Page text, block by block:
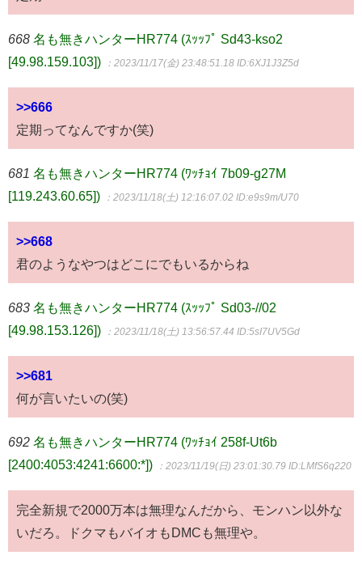
668 名も無きハンターHR774 (ｽｯｯﾌﾟ Sd43-kso2
[49.98.159.103])
：2023/11/17(金) 23:48:51.18 ID:6XJ1J3Z5d
>>666
定期ってなんですか(笑)
681 名も無きハンターHR774 (ﾜｯﾁｮｲ 7b09-g27M
[119.243.60.65])
：2023/11/18(土) 12:16:07.02 ID:e9s9m/U70
>>668
君のようなやつはどこにでもいるからね
683 名も無きハンターHR774 (ｽｯｯﾌﾟ Sd03-//02
[49.98.153.126])
：2023/11/18(土) 13:56:57.44 ID:5sI7UV5Gd
>>681
何が言いたいの(笑)
692 名も無きハンターHR774 (ﾜｯﾁｮｲ 258f-Ut6b
[2400:4053:4241:6600:*])
：2023/11/19(日) 23:01:30.79 ID:LMfS6q220
完全新規で2000万本は無理なんだから、モンハン以外な
いだろ。ドクマもバイオもDMCも無理や。